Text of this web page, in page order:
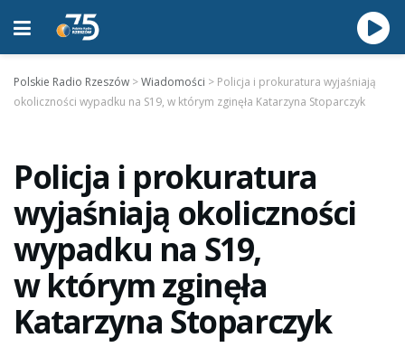
Polskie Radio Rzeszów >Wiadomości > Policja i prokuratura wyjaśniają
okoliczności wypadku na S19, w którym zginęła Katarzyna Stoparczyk
Policja i prokuratura
wyjaśniają okoliczności
wypadku na S19,
w którym zginęła
Katarzyna Stoparczyk